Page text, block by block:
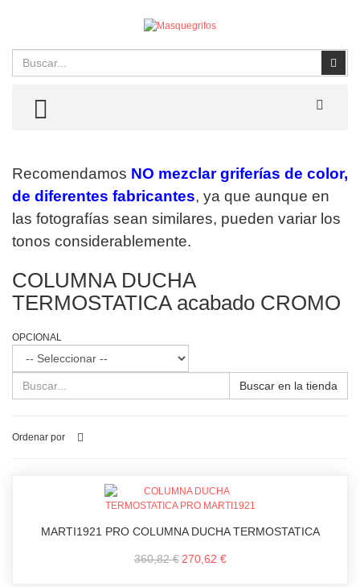
TOGGLE MENU
Recomendamos NO mezclar griferías de color,
de diferentes fabricantes, ya que aunque en
las fotografías sean similares, pueden variar los
tonos considerablemente.
COLUMNA DUCHA
TERMOSTATICA acabado CROMO
OPCIONAL
Buscar en la tienda
Ordenar por
MARTI1921 PRO COLUMNA DUCHA TERMOSTATICA
360,82 € 270,62 €